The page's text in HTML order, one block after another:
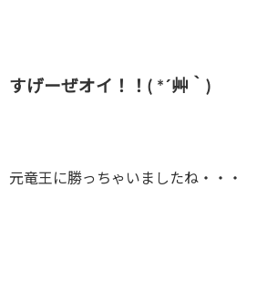
すげーぜオイ！！( *´艸｀)
元竜王に勝っちゃいましたね・・・